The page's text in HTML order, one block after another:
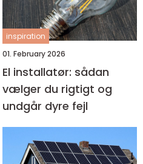
inspiration
01. February 2026
El installatør: sådan
vælger du rigtigt og
undgår dyre fejl